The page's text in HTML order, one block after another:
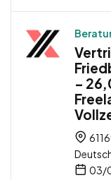
–
03/